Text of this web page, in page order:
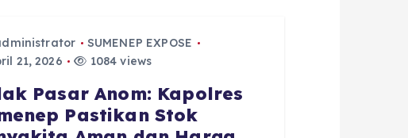
SUMENEP EXPOSE
21, 2026
1084 views
Pasar Anom: Kapolres
Pastikan Stok